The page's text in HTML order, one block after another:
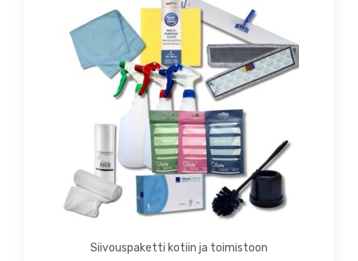
Siivouspaketti kotiin ja toimistoon